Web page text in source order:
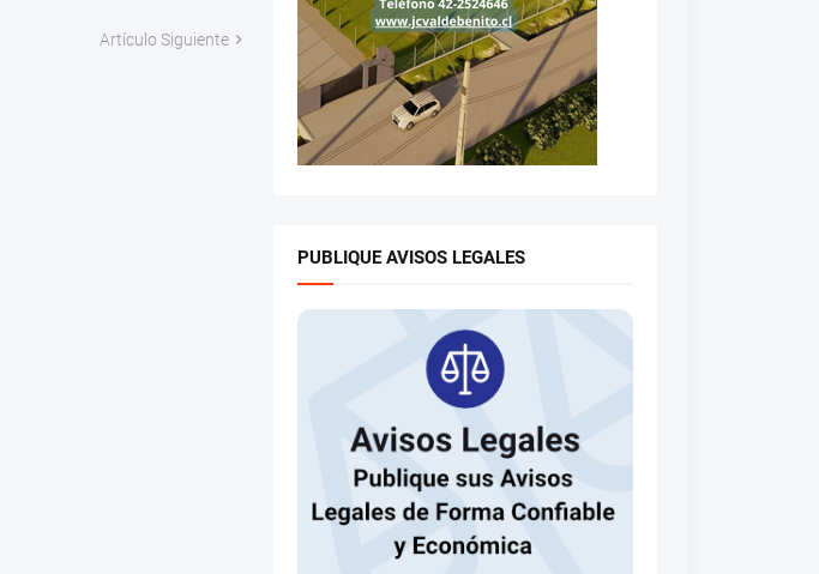
Artículo Siguiente
PUBLIQUE AVISOS LEGALES